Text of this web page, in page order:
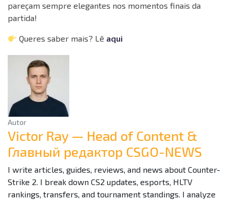
pareçam sempre elegantes nos momentos finais da
partida!
Queres saber mais? Lê aqui
Autor
Victor Ray — Head of Content &
Главный редактор CSGO-NEWS
I write articles, guides, reviews, and news about Counter-
Strike 2. I break down CS2 updates, esports, HLTV
rankings, transfers, and tournament standings. I analyze